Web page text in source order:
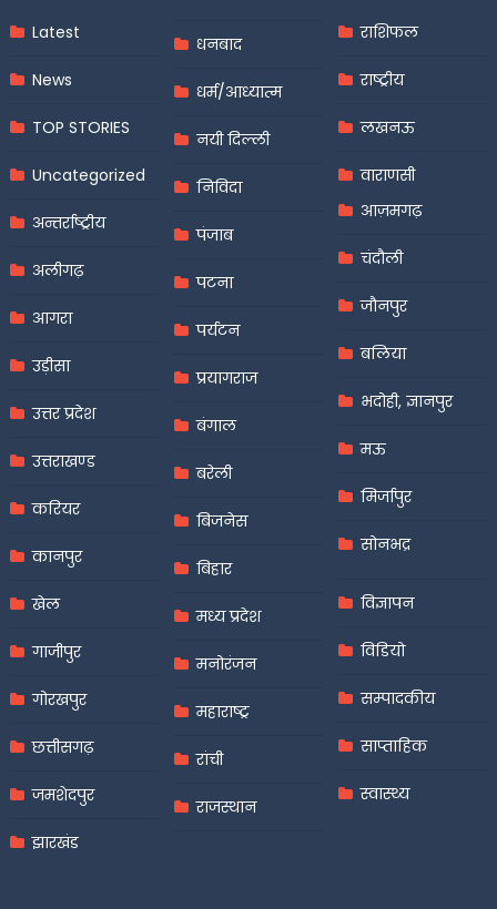
Latest
News
TOP STORIES
Uncategorized
अन्तर्राष्ट्रीय
अलीगढ़
आगरा
उड़ीसा
उत्तर प्रदेश
उत्तराखण्ड
करियर
कानपुर
खेल
गाजीपुर
गोरखपुर
छत्तीसगढ़
जमशेदपुर
झारखंड
धनबाद
धर्म/आध्यात्म
नयी दिल्ली
निविदा
पंजाब
पटना
पर्यटन
प्रयागराज
बंगाल
बरेली
बिजनेस
बिहार
मध्य प्रदेश
मनोरंजन
महाराष्ट्र
रांची
राजस्थान
राशिफल
राष्ट्रीय
लखनऊ
वाराणसी
आज़मगढ़
चंदौली
जौनपुर
बलिया
भदोही, ज्ञानपुर
मऊ
मिर्जापुर
सोनभद्र
विज्ञापन
विडियो
सम्पादकीय
साप्ताहिक
स्वास्थ्य